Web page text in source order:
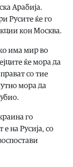
Арабија.
Русите ќе го
кон Москва.
има мир во
ќе мора да
со тие
мора да
го
на Русија, со